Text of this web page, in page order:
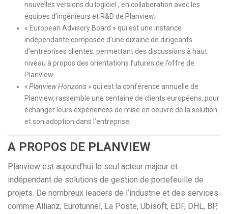
nouvelles versions du logiciel ; en collaboration avec les
équipes d’ingénieurs et R&D de Planview.
« European Advisory Board » qui est une instance
indépendante composée d’une dizaine de dirigeants
d’entreprises clientes, permettant des discussions à haut
niveau à propos des orientations futures de l’offre de
Planview.
« Planview Horizons »qui est la conférence annuelle de
Planview, rassemble une centaine de clients européens, pour
échanger leurs expériences de mise en oeuvre de la solution
et son adoption dans l’entreprise.
A PROPOS DE PLANVIEW
Planview est aujourd’hui le seul acteur majeur et
indépendant de solutions de gestion de portefeuille de
projets. De nombreux leaders de l’industrie et des services
comme Allianz, Eurotunnel, La Poste, Ubisoft, EDF, DHL, BP,